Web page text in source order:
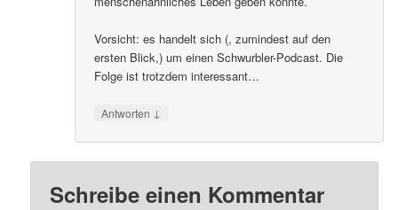
Vorsicht: es handelt sich (, zumindest auf den
ersten Blick,) um einen Schwurbler-Podcast. Die
Folge ist trotzdem interessant…
Antworten ↓
Schreibe einen Kommentar